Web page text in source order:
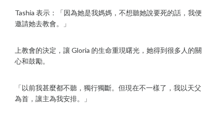
Tashia 表示：「因為她是我媽媽，不想聽她說要死的話，我便
邀請她去教會。」
上教會的決定，讓 Gloria 的生命重現曙光，她得到很多人的關
心和鼓勵。
「以前我甚麼都不聽，獨行獨斷。但現在不一樣了，我以天父
為首，讓主為我安排。」